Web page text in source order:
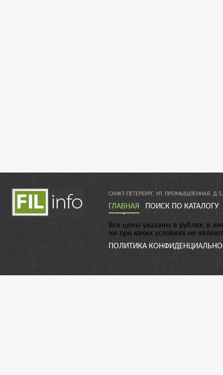
САНКТ-ПЕТЕРБУРГ, УЛ. ПРОМЫШЛЕННАЯ,
ГЛАВНАЯ ПОИСК ПО КАТАЛОГУ
Все цены указаны в рублях, в
ни при каких условиях не
ПОЛИТИКА